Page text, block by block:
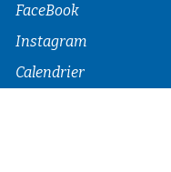
FaceBook
Instagram
Calendrier